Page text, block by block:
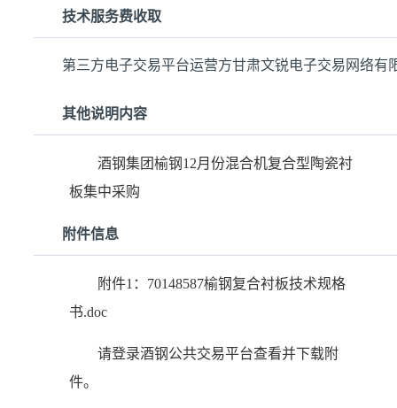
技术服务费收取
第三方电子交易平台运营方甘肃文锐电子交易网络
其他说明内容
酒钢集团榆钢12月份混合机复合型陶瓷衬
板集中采购
附件信息
附件1：70148587榆钢复合衬板技术规格
书.doc
请登录酒钢公共交易平台查看并下载附
件。